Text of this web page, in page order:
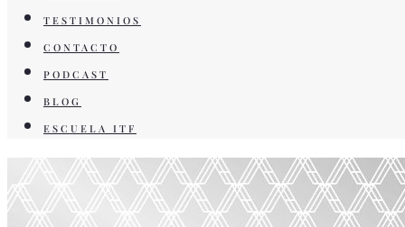
TESTIMONIOS
CONTACTO
PODCAST
BLOG
ESCUELA ITF